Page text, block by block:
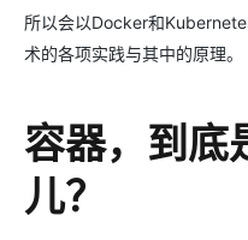
所以会以Docker和
术的各项实践与其中的原理。
容器，到底
儿？